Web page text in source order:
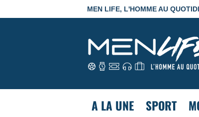
MEN LIFE, L'HOMME AU
A LA UNE SPORT